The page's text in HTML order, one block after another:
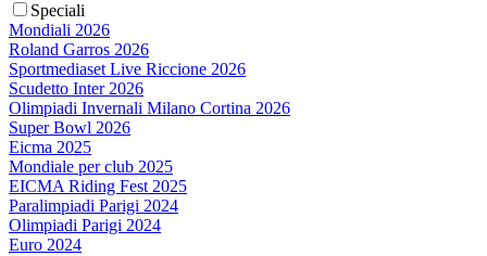
Speciali
Mondiali 2026
Roland Garros 2026
Sportmediaset Live Riccione 2026
Scudetto Inter 2026
Olimpiadi Invernali Milano Cortina 2026
Super Bowl 2026
Eicma 2025
Mondiale per club 2025
EICMA Riding Fest 2025
Paralimpiadi Parigi 2024
Olimpiadi Parigi 2024
Euro 2024